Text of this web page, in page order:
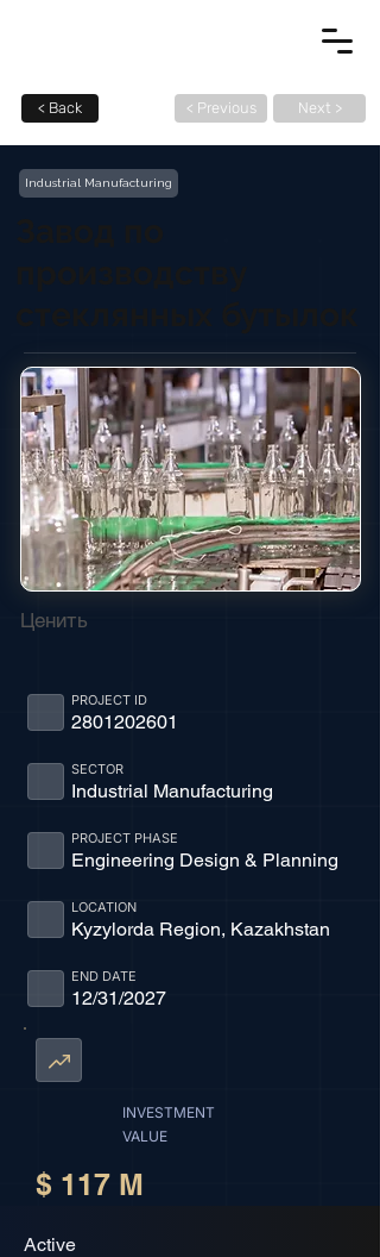
< Back < Previous Next >
Industrial Manufacturing
Ценить
2801202601
PROJECT ID
Industrial Manufacturing
SECTOR
Engineering Design & Planning
PROJECT PHASE
Kyzylorda Region, Kazakhstan
LOCATION
12/31/2027
END DATE
INVESTMENT
VALUE
$ 117 M
Active